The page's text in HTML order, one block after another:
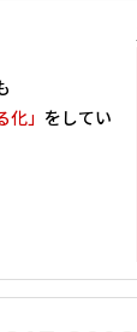
化」 をしてい